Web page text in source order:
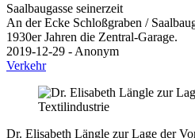
Saalbaugasse seinerzeit
An der Ecke Schloßgraben /
1930er Jahren die Zentral-Garage.
2019-12-29 - Anonym
Verkehr
Dr. Elisabeth Längle zur Lage der